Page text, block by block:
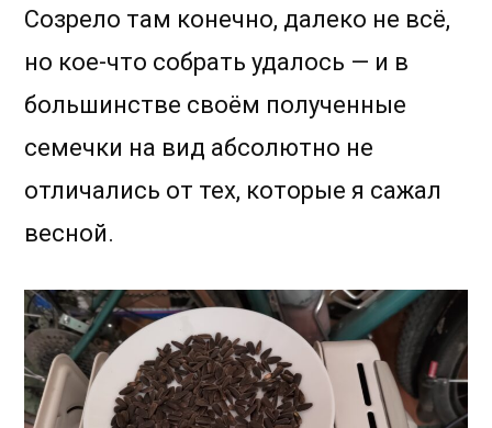
Созрело там конечно, далеко не всё,
но кое-что собрать удалось — и в
большинстве своём полученные
семечки на вид абсолютно не
отличались от тех, которые я сажал
весной.